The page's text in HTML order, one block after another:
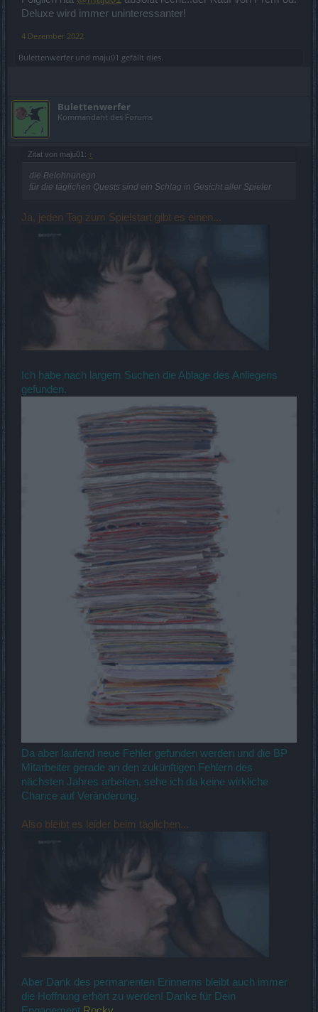
Deluxe wird immer uninteressanter!
4 Dezember 2022
Bulettenwerfer und maju01 gefällt dies.
Bulettenwerfer
Kommandant des Forums
Zitat von maju01: ↑
die Belohnunegn
für die täglichen Quests sind ein Schlag in Gesicht aller Spieler
Ja, jeden Tag zum Spielstart gibt es einen...
Ich habe nach largem Suchen die Ablage des Anliegens
gefunden.
Da aber laufend neue Fehler gefunden werden und die BP
Mitarbeiter gerade an den zukünftigen Fehlern des
nächsten Jahres arbeiten, sehe ich da keine wirkliche
Chance auf Veränderung.
Also bleibt es leider beim täglichen...
Aber Dank des permanenten Erinnerns bleibt auch immer
die Hoffnung erhört zu werden! Danke für Dein